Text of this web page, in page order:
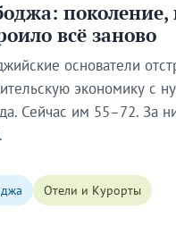
поколение,
всё заново
основатели
экономику с
Сейчас им 55–72. За
Отели и Курорты